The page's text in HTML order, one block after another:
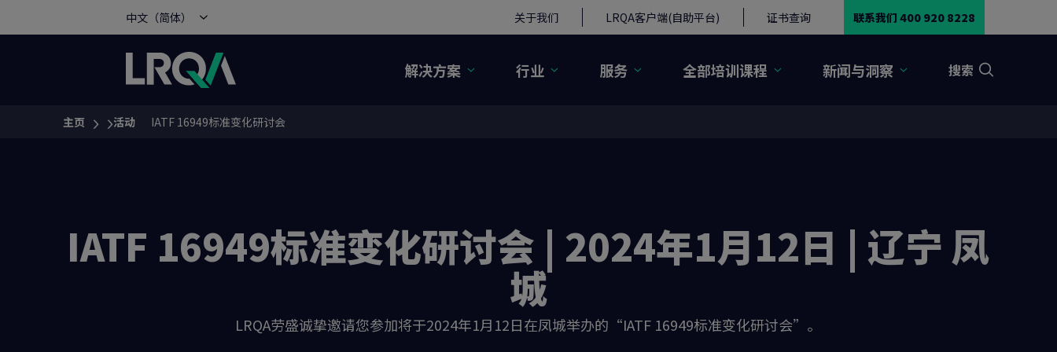
中文（简体） 关于我们 LRQA客户端(自助平台) 证书查询 联系我们 400 920 8228
解决方案 行业 服务 全部培训课程 新闻与洞察 搜索
You are here:主页 活动 IATF 16949标准变化研讨会
IATF 16949标准变化研讨会 | 2024年1月12日 | 辽宁 凤
城
LRQA劳盛诚挚邀请您参加将于2024年1月12日在凤城举办的“IATF 16949标准变化研讨会”。